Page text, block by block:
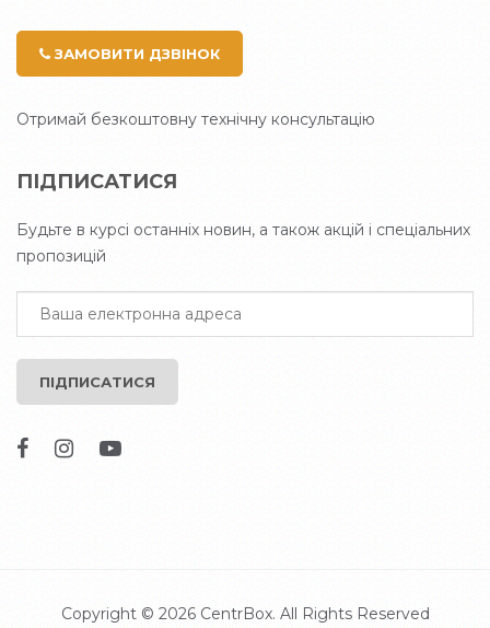
ЗАМОВИТИ ДЗВІНОК
Отримай безкоштовну технічну консультацію
ПІДПИСАТИСЯ
Будьте в курсі останніх новин, а також акцій і спеціальних
пропозицій
ПІДПИСАТИСЯ
Copyright © 2026 CentrBox. All Rights Reserved